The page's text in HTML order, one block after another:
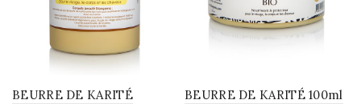
BEURRE DE KARITÉ
BEURRE DE KARITÉ 100ml